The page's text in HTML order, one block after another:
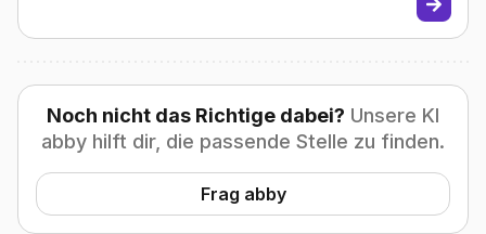
Noch nicht das Richtige dabei? Unsere KI
abby hilft dir, die passende Stelle zu finden.
Frag abby